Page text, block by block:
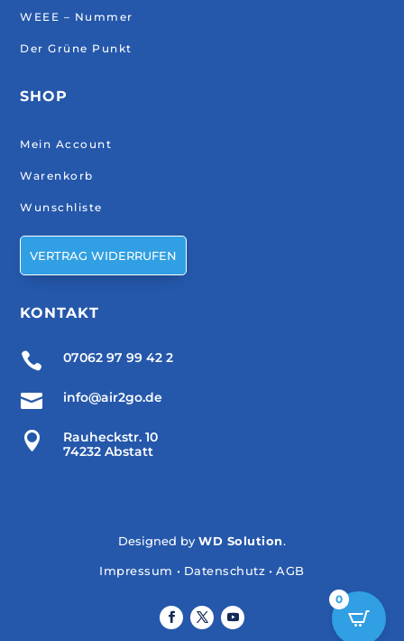
WEEE – Nummer
Der Grüne Punkt
SHOP
Mein Account
Warenkorb
Wunschliste
VERTRAG WIDERRUFEN
KONTAKT
 07062 97 99 42 2
 info@air2go.de

Rauheckstr. 10
74232 Abstatt
Designed byWD Solution.
Impressum • Datenschutz • AGB
0